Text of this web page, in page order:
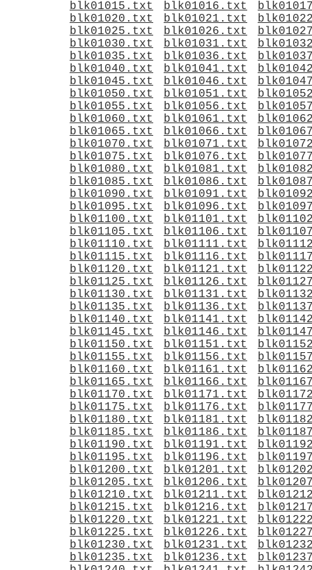
blk01015.txt
blk01016.txt
blk01020.txt
blk01021.txt
blk01025.txt
blk01026.txt
blk01030.txt
blk01031.txt
blk01035.txt
blk01036.txt
blk01040.txt
blk01041.txt
blk01045.txt
blk01046.txt
blk01050.txt
blk01051.txt
blk01055.txt
blk01056.txt
blk01060.txt
blk01061.txt
blk01065.txt
blk01066.txt
blk01070.txt
blk01071.txt
blk01075.txt
blk01076.txt
blk01080.txt
blk01081.txt
blk01085.txt
blk01086.txt
blk01090.txt
blk01091.txt
blk01095.txt
blk01096.txt
blk01100.txt
blk01101.txt
blk01105.txt
blk01106.txt
blk01110.txt
blk01111.txt
blk01115.txt
blk01116.txt
blk01120.txt
blk01121.txt
blk01125.txt
blk01126.txt
blk01130.txt
blk01131.txt
blk01135.txt
blk01136.txt
blk01140.txt
blk01141.txt
blk01145.txt
blk01146.txt
blk01150.txt
blk01151.txt
blk01155.txt
blk01156.txt
blk01160.txt
blk01161.txt
blk01165.txt
blk01166.txt
blk01170.txt
blk01171.txt
blk01175.txt
blk01176.txt
blk01180.txt
blk01181.txt
blk01185.txt
blk01186.txt
blk01190.txt
blk01191.txt
blk01195.txt
blk01196.txt
blk01200.txt
blk01201.txt
blk01205.txt
blk01206.txt
blk01210.txt
blk01211.txt
blk01215.txt
blk01216.txt
blk01220.txt
blk01221.txt
blk01225.txt
blk01226.txt
blk01230.txt
blk01231.txt
blk01235.txt
blk01236.txt